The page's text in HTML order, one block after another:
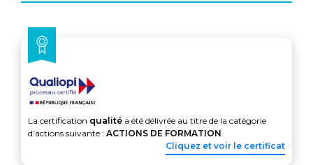
La certification qualité a été délivrée au titre de la catégorie
d’actions suivante : ACTIONS DE FORMATION
Cliquez et voir le certificat